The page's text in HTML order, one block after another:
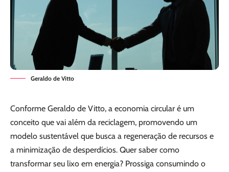
Geraldo de Vitto
Conforme Geraldo de Vitto, a economia circular é um
conceito que vai além da reciclagem, promovendo um
modelo sustentável que busca a regeneração de recursos e
a minimização de desperdícios. Quer saber como
transformar seu lixo em energia? Prossiga consumindo o